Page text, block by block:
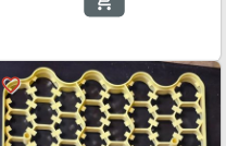
favorite_border